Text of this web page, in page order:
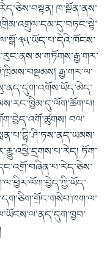
ཁ་སྔོན་ནས་
རྒྱ་གར་ལ་
བལ་
ཏོག་